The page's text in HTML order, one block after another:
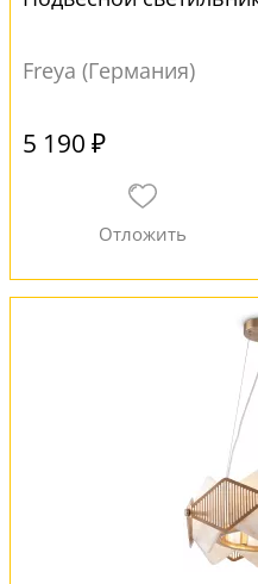
Freya (Германия)
5 190 ₽